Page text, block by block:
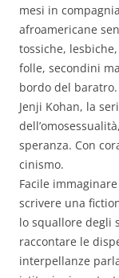
mesi in
afroamericane
tossiche,
folle, secondini
bordo del
Jenji Kohan, la
speranza. Con
cinismo.
Facile
scrivere una
lo squallore degli
raccontare le
interpellanze